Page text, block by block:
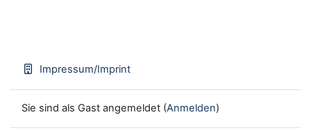
Impressum/Imprint
Sie sind als Gast angemeldet (Anmelden)